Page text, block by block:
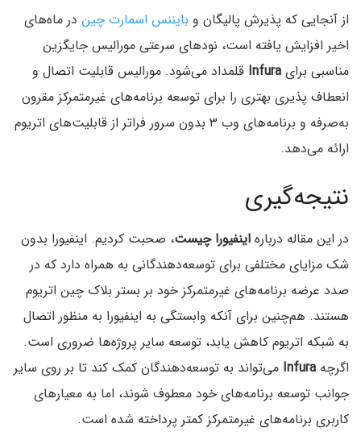
از آنجایی که پذیرش پالیگان و بایننس اسمارت چین در ماه‌های
اخیر افزایش یافته است، نودهای سرعتی مورالیس جایگزین
مناسبی برای Infura قلمداد می‌شود. مورالیس قابلیت اتصال و
انعطاف پذیری بهتری را برای توسعه برنامه‌های غیرمتمرکز مقرون
به‌صرفه و برنامه‌های وب ۳ بدون سرور فراتر از قابلیت‌های اتریوم
ارائه می‌‌دهد.
نتیجه‌گیری
در این مقاله درباره اینفیورا چیست، صحبت کردیم. اینفیورا بدون
شک مزایای مختلفی برای توسعه‌دهندگانی به همراه دارد که در
صدد عرضه برنامه‌های غیرمتمرکز خود بر بستر بلاک چین اتریوم
هستند. هم‌چنین برای آنکه وابستگی به اینفیورا به منظور اتصال
به شبکه اتریوم کاهش یابد، توسعه سایر پروژه‌ها ضروری است.
اگرچه Infura می‌تواند به توسعه‌دهندگان کمک کند تا بر روی سایر
جوانب توسعه برنامه‌های خود معطوف شوند، اما به معیارهای
کاربری برنامه‌های غیرمتمرکز کمتر پرداخته شده است.